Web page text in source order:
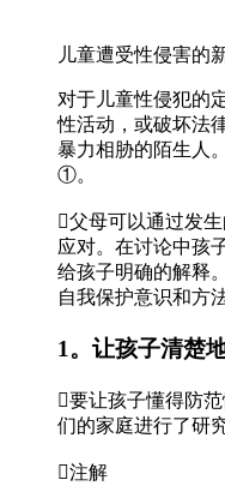
儿童遭受性侵害的
对于儿童性侵犯的
性活动，或破坏法
暴力相胁的陌生人
①。
父母可以通过发
应对。在讨论中孩
给孩子明确的解释
自我保护意识和方
1。让孩子清楚
要让孩子懂得防
们的家庭进行了研
注解